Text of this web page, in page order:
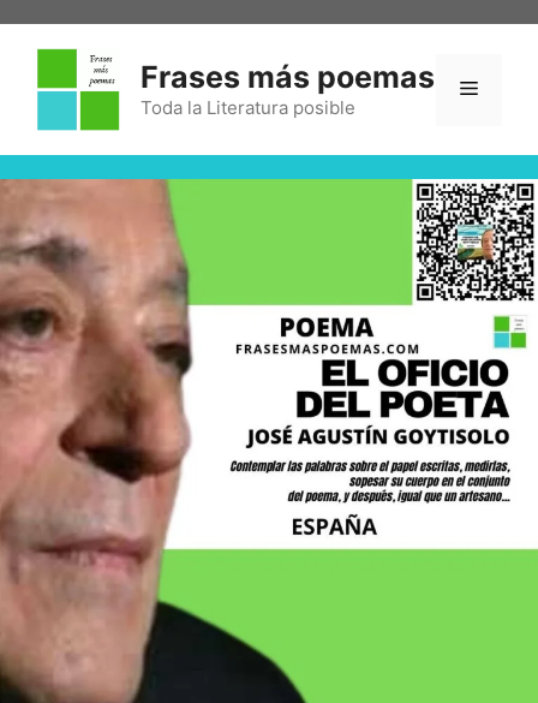
Frases más poemas
Toda la Literatura posible